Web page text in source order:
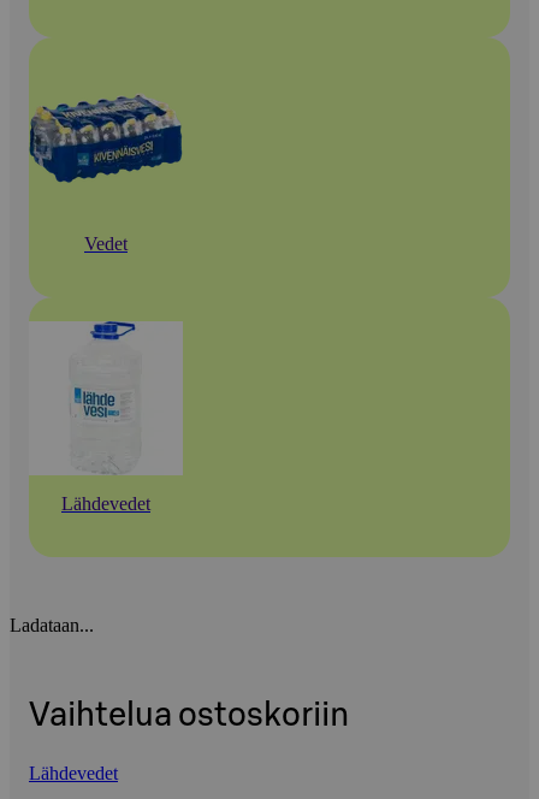
Vedet
Lähdevedet
Ladataan...
Vaihtelua ostoskoriin
Lähdevedet